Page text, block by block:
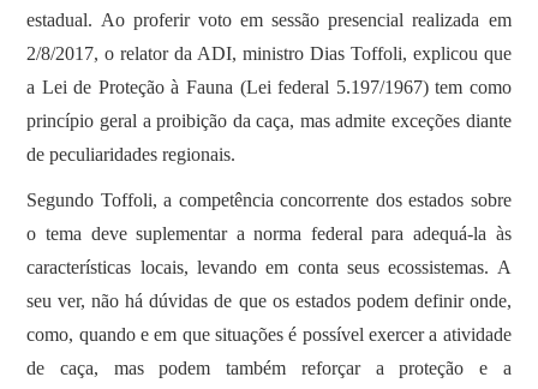
estadual. Ao proferir voto em sessão presencial realizada em
2/8/2017, o relator da ADI, ministro Dias Toffoli, explicou que
a Lei de Proteção à Fauna (Lei federal 5.197/1967) tem como
princípio geral a proibição da caça, mas admite exceções diante
de peculiaridades regionais.
Segundo Toffoli, a competência concorrente dos estados sobre
o tema deve suplementar a norma federal para adequá-la às
características locais, levando em conta seus ecossistemas. A
seu ver, não há dúvidas de que os estados podem definir onde,
como, quando e em que situações é possível exercer a atividade
de caça, mas podem também reforçar a proteção e a